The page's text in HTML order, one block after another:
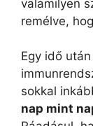
valamilyen
remélve,
Egy idő
sokkal
nap mint